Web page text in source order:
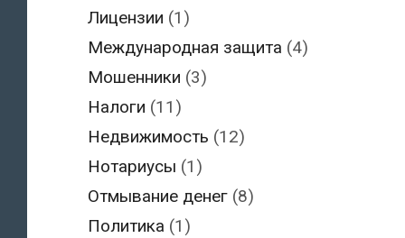
Лицензии (1)
Международная защита (4)
Мошенники (3)
Налоги (11)
Недвижимость (12)
Нотариусы (1)
Отмывание денег (8)
Политика (1)